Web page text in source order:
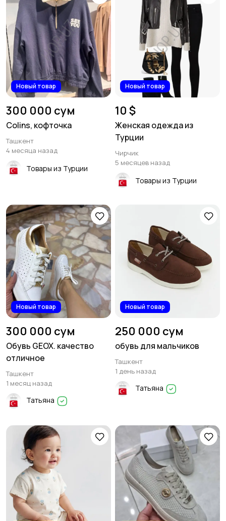
Новый товар
300 000 сум
Colins, кофточка
Ташкент
4 месяца назад
Товары из Турции
Новый товар
10 $
Женская одежда из
Турции
Чирчик
5 месяцев назад
Товары из Турции
Новый товар
300 000 сум
Обувь GEOX. качество
отличное
Ташкент
1 месяц назад
Татьяна
Новый товар
250 000 сум
обувь для мальчиков
Ташкент
1 день назад
Татьяна